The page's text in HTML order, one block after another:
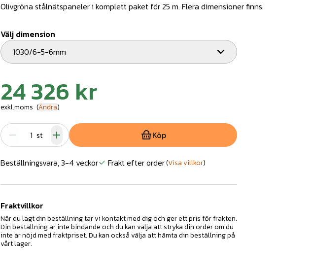
Olivgröna stålnätspaneler i komplett paket för 25 m. Flera dimensioner finns.
Välj dimension
1030/6-5-6mm
24 326 kr
exkl.moms (Ändra)
st Köp
Beställningsvara, 3-4 veckor Frakt efter order(Visa villkor)
Fraktvillkor
När du lagt din beställning tar vi kontakt med dig och ger ett pris för frakten.
Din beställning är inte bindande och du kan välja att stryka din order om du
inte är nöjd med fraktpriset. Du kan också välja att hämta din beställning på
vårt lager.